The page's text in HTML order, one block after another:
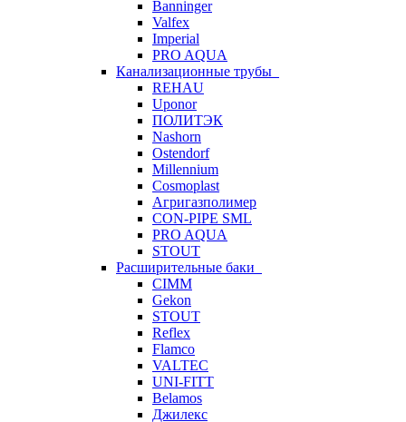
Banninger
Valfex
Imperial
PRO AQUA
Канализационные трубы
REHAU
Uponor
ПОЛИТЭК
Nashorn
Ostendorf
Millennium
Cosmoplast
Агригазполимер
CON-PIPE SML
PRO AQUA
STOUT
Расширительные баки
CIMM
Gekon
STOUT
Reflex
Flamco
VALTEC
UNI-FITT
Belamos
Джилекс